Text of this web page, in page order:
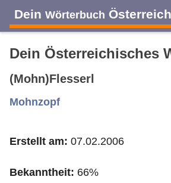
Dein Wörterbuch
A B
J K L M
Dein Österreichisches
(Mohn)Flesserl
Mohnzopf
Erstellt am: 07.02.2006
Bekanntheit: 66%